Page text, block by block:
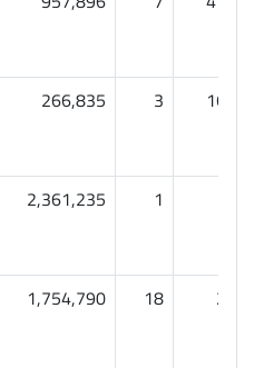
266,835 3 165
2,361,235 1
1,754,790 18 24